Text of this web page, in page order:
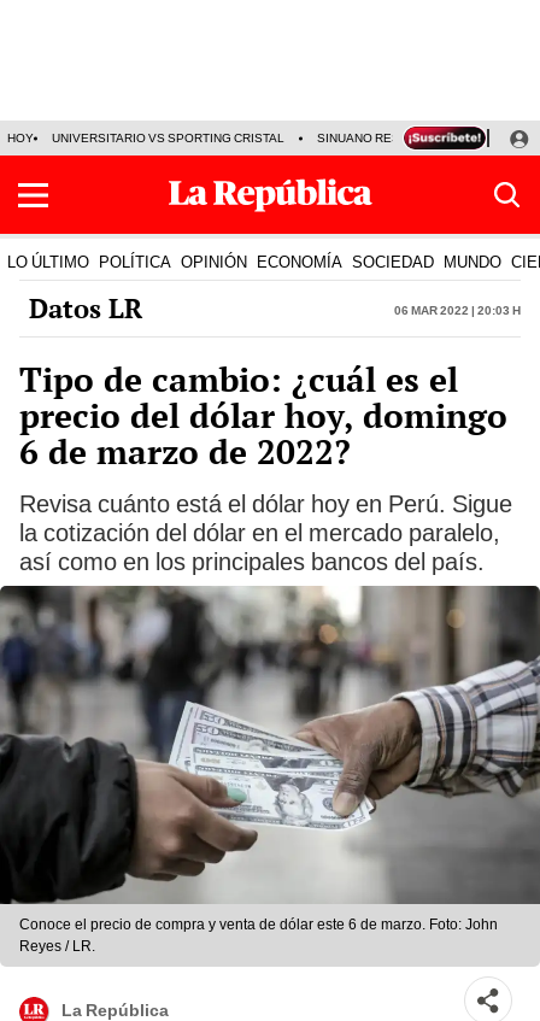
HOY UNIVERSITARIO VS SPORTING CRISTAL SINUANO RESULTADOS HOY
LO ÚLTIMO POLÍTICA OPINIÓN ECONOMÍA SOCIEDAD MUNDO
Datos LR 06 Mar 2022 | 20:03 h
Tipo de cambio: ¿cuál es el
precio del dólar hoy, domingo
6 de marzo de 2022?
Revisa cuánto está el dólar hoy en Perú. Sigue
la cotización del dólar en el mercado paralelo,
así como en los principales bancos del país.
Conoce el precio de compra y venta de dólar este 6 de marzo. Foto: John
Reyes / LR.
La República